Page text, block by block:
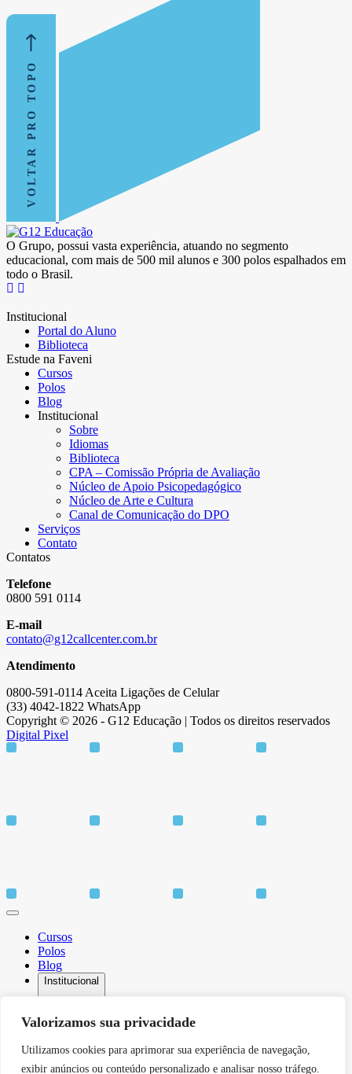
Valorizamos sua privacidade
Utilizamos cookies para aprimorar sua experiência de navegação,
exibir anúncios ou conteúdo personalizado e analisar nosso tráfego.
VOLTAR PRO TOPO
O Grupo, possui vasta experiência, atuando no segmento
educacional, com mais de 500 mil alunos e 300 polos espalhados em
todo o Brasil.
Institucional
Portal do Aluno
Biblioteca
Estude na Faveni
Cursos
Polos
Blog
Institucional
Sobre
Idiomas
Biblioteca
CPA – Comissão Própria de Avaliação
Núcleo de Apoio Psicopedagógico
Núcleo de Arte e Cultura
Canal de Comunicação do DPO
Serviços
Contato
Contatos
Telefone
0800 591 0114
E-mail
contato@g12callcenter.com.br
Atendimento
0800-591-0114 Aceita Ligações de Celular
(33) 4042-1822 WhatsApp
Copyright © 2026 - G12 Educação | Todos os direitos reservados
Digital Pixel
Cursos
Polos
Blog
Institucional
Sobre
Idiomas